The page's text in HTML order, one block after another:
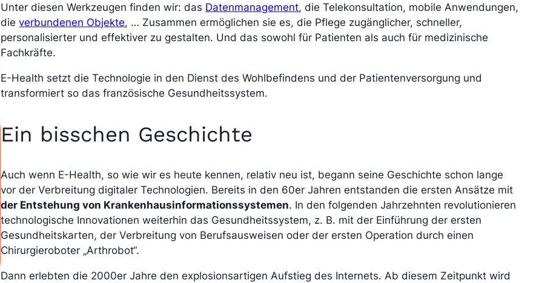
Unter diesen Werkzeugen finden wir: das Datenmanagement, die Telekonsultation, mobile Anwendungen,
dieverbundenen Objekte, … Zusammen ermöglichen sie es, die Pflege zugänglicher, schneller,
personalisierter und effektiver zu gestalten. Und das sowohl für Patienten als auch für medizinische
Fachkräfte.
E-Health setzt die Technologie in den Dienst des Wohlbefindens und der Patientenversorgung und
transformiert so das französische Gesundheitssystem.
Ein bisschen Geschichte
Auch wenn E-Health, so wie wir es heute kennen, relativ neu ist, begann seine Geschichte schon lange
vor der Verbreitung digitaler Technologien. Bereits in den 60er Jahren entstanden die ersten Ansätze mit
der Entstehung von Krankenhausinformationssystemen. In den folgenden Jahrzehnten revolutionieren
technologische Innovationen weiterhin das Gesundheitssystem, z. B. mit der Einführung der ersten
Gesundheitskarten, der Verbreitung von Berufsausweisen oder der ersten Operation durch einen
Chirurgieroboter „Arthrobot“.
Dann erlebten die 2000er Jahre den explosionsartigen Aufstieg des Internets. Ab diesem Zeitpunkt wird